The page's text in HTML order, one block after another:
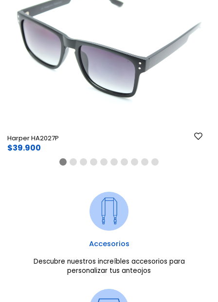
Harper HA2027P
$39.900
Accesorios
Descubre nuestros increíbles accesorios para
personalizar tus anteojos